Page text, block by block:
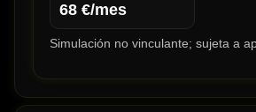
68 €/mes
Simulación no vinculante; sujeta a